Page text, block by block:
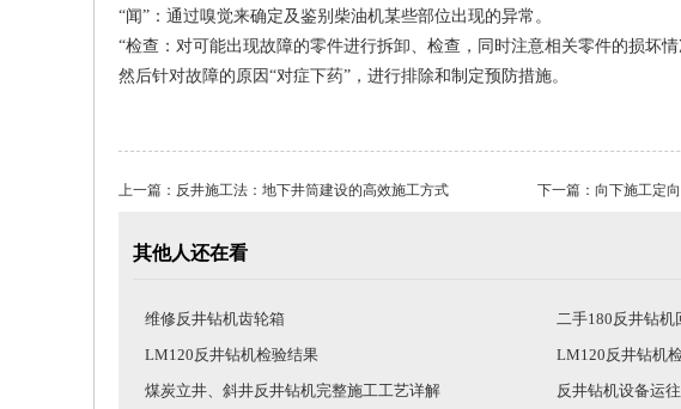
“闻”：通过嗅觉来确定及鉴别柴油机某些部位出现的异常。
“检查：对可能出现故障的零件进行拆卸、检查，同时注意相关零件的损坏
然后针对故障的原因“对症下药”，进行排除和制定预防措施。
上一篇： 反井施工法：地下井筒建设的高效施工方式 下一篇： 向下施工定
其他人还在看
维修反井钻机齿轮箱
二手180反井钻机
LM120反井钻机检验结果
LM120反井钻机
煤炭立井、斜井反井钻机完整施工工艺详解
反井钻机设备运